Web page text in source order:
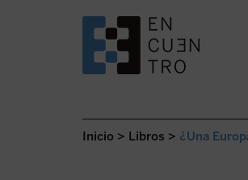
SALTAR AL CONTENIDO.
Inicio > Libros > ¿Una